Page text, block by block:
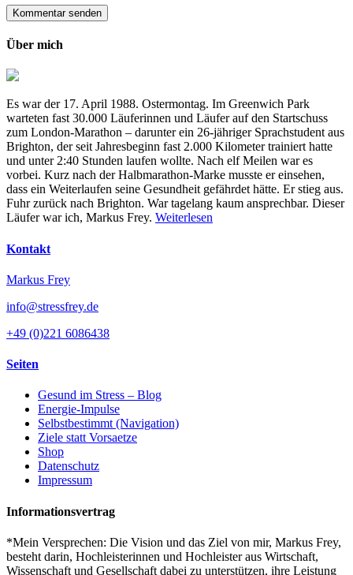
Über mich
Es war der 17. April 1988. Ostermontag. Im Greenwich Park
warteten fast 30.000 Läuferinnen und Läufer auf den Startschuss
zum London-Marathon – darunter ein 26-jähriger Sprachstudent aus
Brighton, der seit Jahresbeginn fast 2.000 Kilometer trainiert hatte
und unter 2:40 Stunden laufen wollte. Nach elf Meilen war es
vorbei. Kurz nach der Halbmarathon-Marke musste er einsehen,
dass ein Weiterlaufen seine Gesundheit gefährdet hätte. Er stieg aus.
Fuhr zurück nach Brighton. War tagelang kaum ansprechbar. Dieser
Läufer war ich, Markus Frey. Weiterlesen
Kontakt
Markus Frey
info@stressfrey.de
+49 (0)221 6086438
Seiten
Gesund im Stress – Blog
Energie-Impulse
Selbstbestimmt (Navigation)
Ziele statt Vorsaetze
Shop
Datenschutz
Impressum
Informationsvertrag
*Mein Versprechen: Die Vision und das Ziel von mir, Markus Frey,
besteht darin, Hochleisterinnen und Hochleister aus Wirtschaft,
Wissenschaft und Gesellschaft dabei zu unterstützen, ihre Leistung